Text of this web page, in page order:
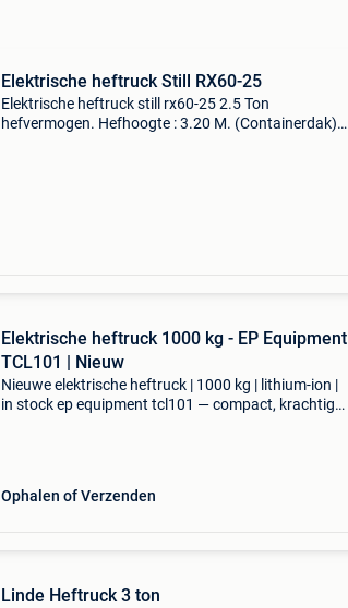
Elektrische heftruck Still RX60-25
Elektrische heftruck still rx60-25 2.5 Ton
hefvermogen. Hefhoogte : 3.20 M. (Containerdak),
Elektrische heftruck 1000 kg - EP Equipment
TCL101 | Nieuw
Nieuwe elektrische heftruck | 1000 kg | lithium-ion |
in stock ep equipment tcl101 — compact, krachtig
Ophalen of Verzenden
Linde Heftruck 3 ton